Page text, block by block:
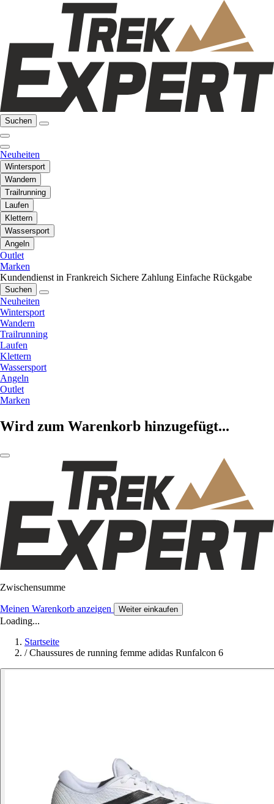
Suchen
Neuheiten
Wintersport
Wandern
Trailrunning
Laufen
Klettern
Wassersport
Angeln
Outlet
Marken
Kundendienst in Frankreich Sichere Zahlung Einfache Rückgabe
Suchen
Neuheiten
Wintersport
Wandern
Trailrunning
Laufen
Klettern
Wassersport
Angeln
Outlet
Marken
Wird zum Warenkorb hinzugefügt...
Zwischensumme
Meinen Warenkorb anzeigen Weiter einkaufen
Loading...
Startseite
/ Chaussures de running femme adidas Runfalcon 6